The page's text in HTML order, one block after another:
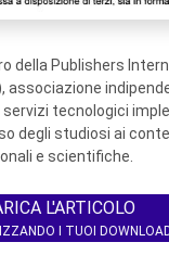
della Publishers
associazione
tecnologici
degli studiosi ai
e scientifiche.
L'ARTICOLO
I TUOI